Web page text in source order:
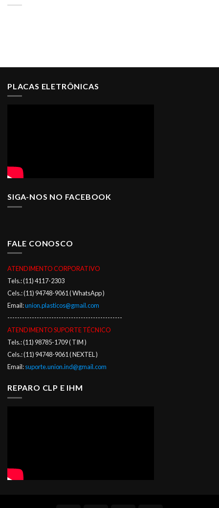
PLACAS ELETRÔNICAS
SIGA-NOS NO FACEBOOK
FALE CONOSCO
ATENDIMENTO CORPORATIVO
Tels.: (11) 4117-2303
Cels.: (11) 94748-9061 ( WhatsApp )
Email:union.plasticos@gmail.com
-----------------------------------------------
ATENDIMENTO SUPORTE TÉCNICO
Tels.: (11) 98785-1709 ( TIM )
Cels.: (11) 94748-9061 ( NEXTEL )
Email:suporte.union.ind@gmail.com
REPARO CLP E IHM